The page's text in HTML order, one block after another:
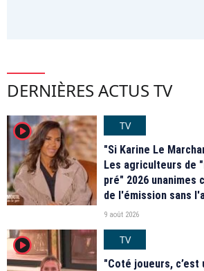
DERNIÈRES ACTUS TV
player2
TV
"Si Karine Le
Les agriculteurs de
pré" 2026 unanimes
de l'émission sans
9 août 2026
player2
TV
"Coté joueurs, c’est